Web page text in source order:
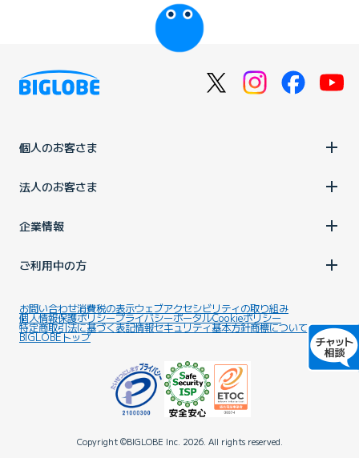
個人のお客さま
法人のお客さま
企業情報
ご利用中の方
お問い合わせ消費税の表示ウェブアクセシビリティの取り組み
個人情報保護ポリシープライバシーポータルCookieポリシー
特定商取引法に基づく表記情報セキュリティ基本方針商標について
BIGLOBEトップ
Copyright ©BIGLOBE Inc. 2026. All rights reserved.